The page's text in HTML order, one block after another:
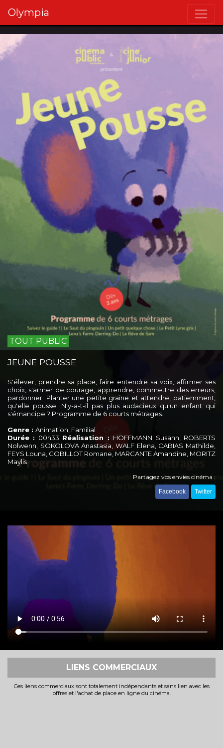
Olympia
TOUT PUBLIC
JEUNE POUSSE
S'élever, prendre sa place, faire entendre sa voix, affirmer ses
choix, s'armer de courage, apprendre, commettre des erreurs,
pardonner. Planter une petite graine et attendre, patiemment,
qu'elle pousse. N'y-a-t-il pas plus audacieux qu'un enfant qui
s'émancipe ? Programme de 6 courts métrages.
Genre : Animation, Familial
Durée : 00h33 Réalisation : HOFFMANN Susann, ROBERTS
Nolwenn, SOKOLOVA Anastasia, WALF Elena, CABIAS Mathilde,
FEYS Louna, GOBILLOT Romane, MARCANTE Amandine, MORITZ
Maylis
Partagez vos envies cinéma :
Facebook Twitter
LIENS COMMERCIAUX
Ces liens commerciaux sont totalement indépendants et sans lien avec les
offres et l'achat de place en ligne du cinéma.